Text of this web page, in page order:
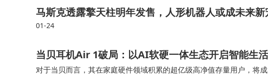
均水平快30%。洛图科技分析指出，电子纸平板正从单一阅
复兴与办公AI生态的双轮驱动，推动行业进入高质量发展阶
马斯克透露擎天柱明年发售，人形机器人或成未来新
01-24
当贝耳机Air 1破局：以AI软硬一体生态开启智能生
对于当贝而言，其在家庭硬件领域积累的超亿级高净值存量用户，将